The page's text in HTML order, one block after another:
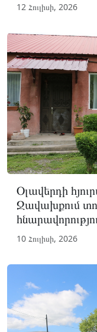
12 Հուլիսի, 2026
Օլավերդի
Ջավախքում
10 Հուլիսի, 2026